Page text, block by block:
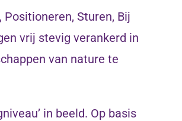
Sturen, Bij
vrij stevig verankerd in
van nature te
in beeld. Op basis